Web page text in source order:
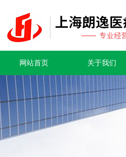
网站首页 关于我们